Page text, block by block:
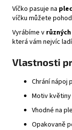
Víčko pasuje na
víčku můžete
Vyrábíme v
která vám nejvíc
Vlastnosti
Chrání nápoj
Motiv
Vhodné na
Opakovaně